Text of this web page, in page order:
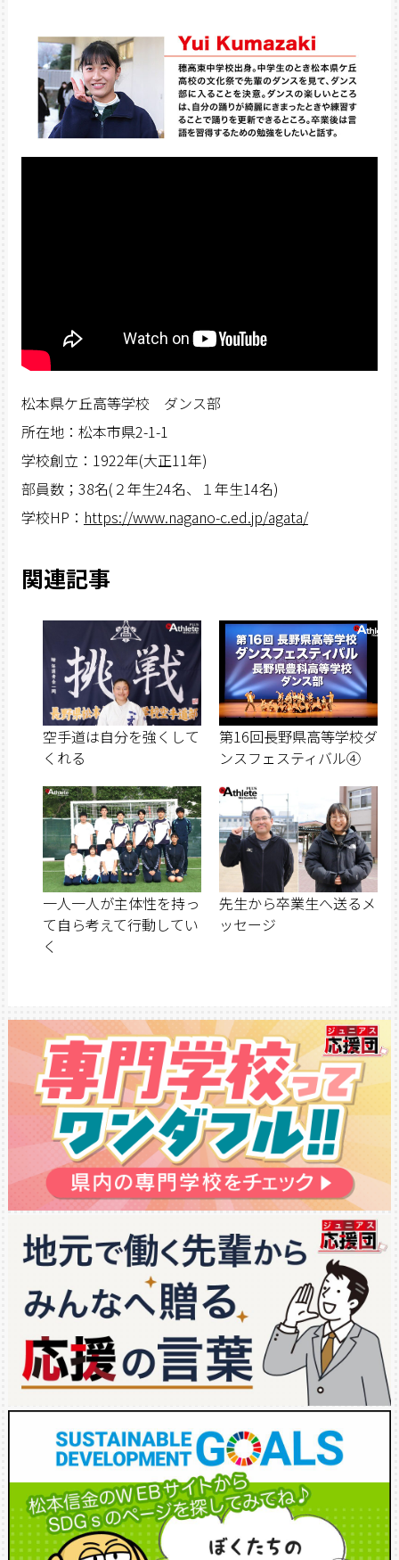
松本県ケ丘高等学校 ダンス部
所在地：松本市県2-1-1
学校創立：1922年(大正11年)
部員数；38名(２年生24名、１年生14名)
学校HP： https://www.nagano-c.ed.jp/agata/
関連記事
空手道は自分を強くして
くれる
第16回長野県高等学校ダ
ンスフェスティバル④
一人一人が主体性を持っ
て自ら考えて行動してい
く
先生から卒業生へ送るメ
ッセージ